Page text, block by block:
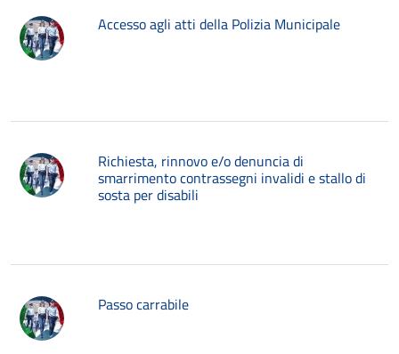
Accesso agli atti della Polizia Municipale
Richiesta, rinnovo e/o denuncia di
smarrimento contrassegni invalidi e stallo di
sosta per disabili
Passo carrabile